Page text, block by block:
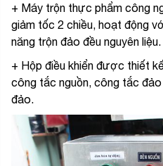
+ Máy trộn thực phẩm công
giảm tốc 2 chiều, hoạt động
năng trộn đảo đều nguyên liệu.
+ Hộp điều khiển được thiết
công tắc nguồn, công tắc
đảo.